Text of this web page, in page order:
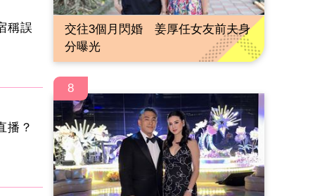
稱誤
播？
交往3個月閃婚 姜厚任女友前夫身
分曝光
8